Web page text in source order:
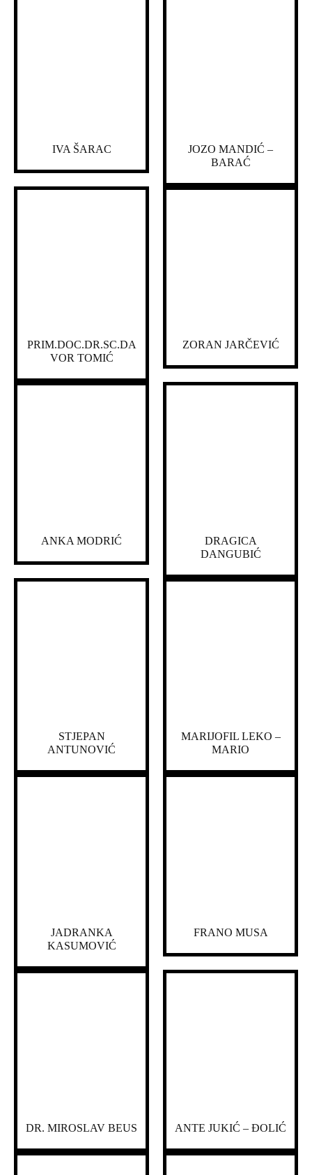
IVA ŠARAC
JOZO MANDIĆ –
BARAĆ
PRIM.DOC.DR.SC.DA
VOR TOMIĆ
ZORAN JARČEVIĆ
ANKA MODRIĆ
DRAGICA
DANGUBIĆ
STJEPAN
ANTUNOVIĆ
MARIJOFIL LEKO –
MARIO
JADRANKA
KASUMOVIĆ
FRANO MUSA
DR. MIROSLAV BEUS ANTE JUKIĆ – ĐOLIĆ